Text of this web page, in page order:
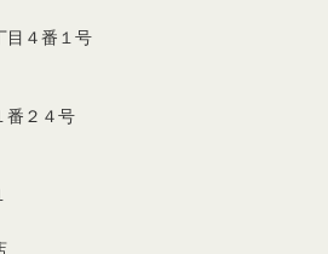
目４番１号
番２４号